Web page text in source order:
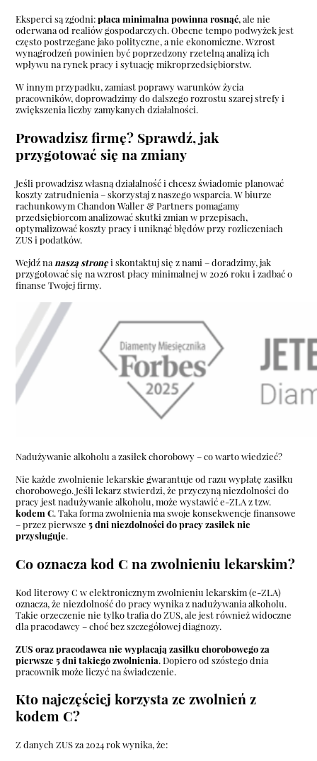
Eksperci są zgodni:płaca minimalna powinna rosnąć, ale nie
oderwana od realiów gospodarczych. Obecne tempo podwyżek jest
często postrzegane jako polityczne, a nie ekonomiczne. Wzrost
wynagrodzeń powinien być poprzedzony rzetelną analizą ich
wpływu na rynek pracy i sytuację mikroprzedsiębiorstw.
W innym przypadku, zamiast poprawy warunków życia
pracowników, doprowadzimy do dalszego rozrostu szarej strefy i
zwiększenia liczby zamykanych działalności.
Prowadzisz firmę? Sprawdź, jak
przygotować się na zmiany
Jeśli prowadzisz własną działalność i chcesz świadomie planować
koszty zatrudnienia – skorzystaj z naszego wsparcia. W biurze
rachunkowym Chandon Waller & Partners pomagamy
przedsiębiorcom analizować skutki zmian w przepisach,
optymalizować koszty pracy i uniknąć błędów przy rozliczeniach
ZUS i podatków.
Wejdź na naszą stronęi skontaktuj się z nami – doradzimy, jak
przygotować się na wzrost płacy minimalnej w 2026 roku i zadbać o
finanse Twojej firmy.
Nadużywanie alkoholu a zasiłek chorobowy – co warto wiedzieć?
Nie każde zwolnienie lekarskie gwarantuje od razu wypłatę zasiłku
chorobowego. Jeśli lekarz stwierdzi, że przyczyną niezdolności do
pracy jest nadużywanie alkoholu, może wystawić e-ZLA z tzw.
kodem C. Taka forma zwolnienia ma swoje konsekwencje finansowe
– przez pierwsze5 dni niezdolności do pracy zasiłek nie
przysługuje.
Co oznacza kod C na zwolnieniu lekarskim?
Kod literowy C w elektronicznym zwolnieniu lekarskim (e-ZLA)
oznacza, że niezdolność do pracy wynika z nadużywania alkoholu.
Takie orzeczenie nie tylko trafia do ZUS, ale jest również widoczne
dla pracodawcy – choć bez szczegółowej diagnozy.
ZUS oraz pracodawca nie wypłacają zasiłku chorobowego za
pierwsze 5 dni takiego zwolnienia. Dopiero od szóstego dnia
pracownik może liczyć na świadczenie.
Kto najczęściej korzysta ze zwolnień z
kodem C?
Z danych ZUS za 2024 rok wynika, że: